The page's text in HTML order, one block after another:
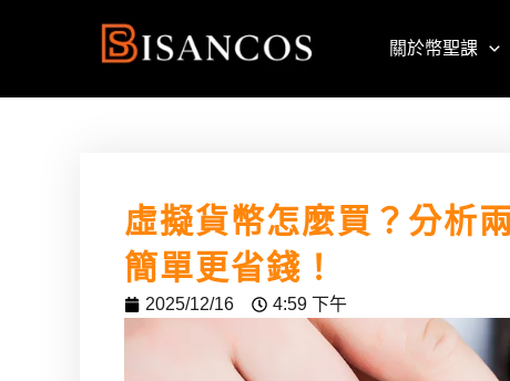
要
關於幣聖課
虛擬貨幣怎麼買？分析
簡單更省錢！
2025/12/16 4:59 下午